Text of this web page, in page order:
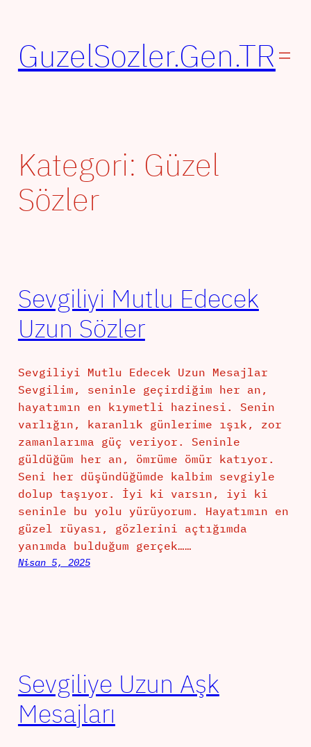
GuzelSozler.Gen.TR
Kategori: Güzel
Sözler
Sevgiliyi Mutlu Edecek
Uzun Sözler
Sevgiliyi Mutlu Edecek Uzun Mesajlar
Sevgilim, seninle geçirdiğim her an,
hayatımın en kıymetli hazinesi. Senin
varlığın, karanlık günlerime ışık, zor
zamanlarıma güç veriyor. Seninle
güldüğüm her an, ömrüme ömür katıyor.
Seni her düşündüğümde kalbim sevgiyle
dolup taşıyor. İyi ki varsın, iyi ki
seninle bu yolu yürüyorum. Hayatımın en
güzel rüyası, gözlerini açtığımda
yanımda bulduğum gerçek……
Nisan 5, 2025
Sevgiliye Uzun Aşk
Mesajları